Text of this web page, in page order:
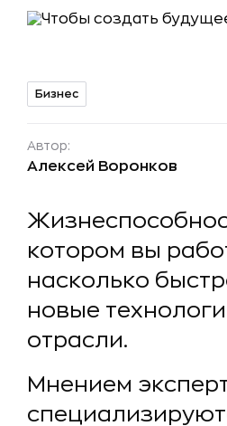
Бизнес
Автор:
Алексей Воронков
котором вы
насколько
новые
отрасли.
Мнением